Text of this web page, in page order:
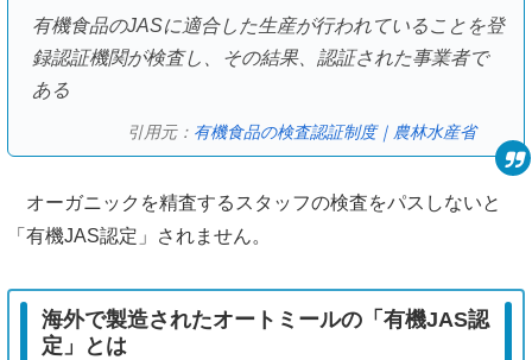
有機食品のJASに適合した生産が行われていることを登
録認証機関が検査し、その結果、認証された事業者で
ある
引用元： 有機食品の検査認証制度｜農林水産省
オーガニックを精査するスタッフの検査をパスしないと
「有機JAS認定」されません。
海外で製造されたオートミールの「有機JAS認
定」とは